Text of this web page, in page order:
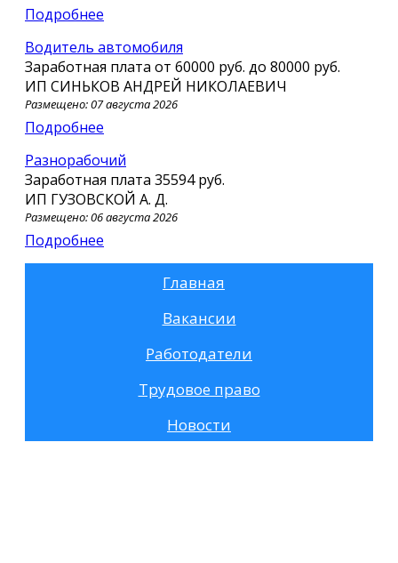
Подробнее
Водитель автомобиля
Заработная плата от 60000 руб. до 80000 руб.
ИП СИНЬКОВ АНДРЕЙ НИКОЛАЕВИЧ
Размещено: 07 августа 2026
Подробнее
Разнорабочий
Заработная плата 35594 руб.
ИП ГУЗОВСКОЙ А. Д.
Размещено: 06 августа 2026
Подробнее
Главная
Вакансии
Работодатели
Трудовое право
Новости